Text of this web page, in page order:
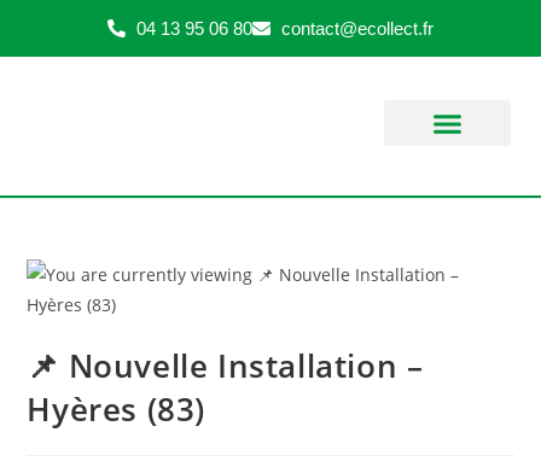
04 13 95 06 80 contact@ecollect.fr
📌 Nouvelle Installation –
Hyères (83)